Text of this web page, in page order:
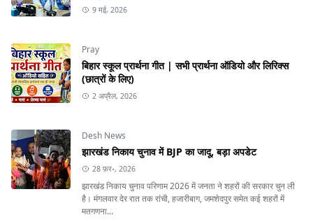
9 मई, 2026
Pray
बिहार स्कूल प्रार्थना गीत | सभी प्रार्थना ऑडियो और लिरिक्स
(छात्रों के लिए)
2 अप्रैल, 2026
Desh News
झारखंड निकाय चुनाव में BJP का जादू, बड़ा अपडेट
28 फ़र॰, 2026
झारखंड निकाय चुनाव परिणाम 2026 में जनता ने शहरों की सरकार चुन ली
है। मंगलवार देर रात तक रांची, हजारीबाग, जमशेदपुर समेत कई शहरों में
मतगणना...